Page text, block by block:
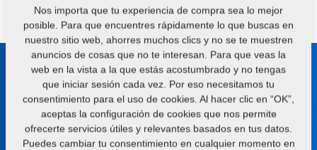
Manténgase en contacto con
nosotros
Le ayudaremos con la elección de la máquina o tecnología
adecuada
Nos importa que tu experiencia de compra sea lo mejor
posible. Para que encuentres rápidamente lo que buscas en
nuestro sitio web, ahorres muchos clics y no se te muestren
anuncios de cosas que no te interesan. Para que veas la
web en la vista a la que estás acostumbrado y no tengas
que iniciar sesión cada vez. Por eso necesitamos tu
consentimiento para el uso de cookies. Al hacer clic en “OK”,
aceptas la configuración de cookies que nos permite
ofrecerte servicios útiles y relevantes basados en tus datos.
Puedes cambiar tu consentimiento en cualquier momento en